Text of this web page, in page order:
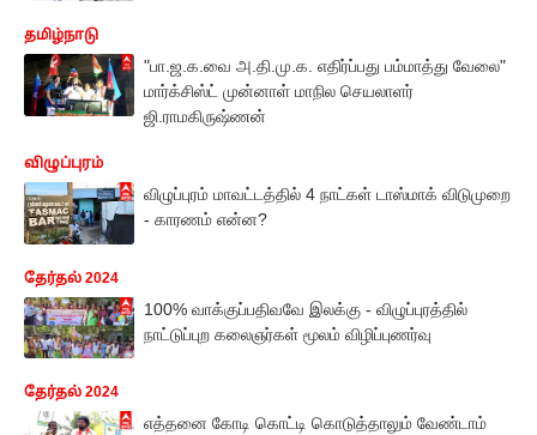
தமிழ்நாடு
"பா.ஜ.க.வை அ.தி.மு.க. எதிர்ப்பது பம்மாத்து வேலை"
மார்க்சிஸ்ட் முன்னாள் மாநில செயலாளர்
ஜி.ராமகிருஷ்ணன்
விழுப்புரம்
விழுப்புரம் மாவட்டத்தில் 4 நாட்கள் டாஸ்மாக் விடுமுறை
- காரணம் என்ன?
தேர்தல் 2024
100% வாக்குப்பதிவவே இலக்கு - விழுப்புரத்தில்
நாட்டுப்புற கலைஞர்கள் மூலம் விழிப்புணர்வு
தேர்தல் 2024
எத்தனை கோடி கொட்டி கொடுத்தாலும் வேண்டாம்